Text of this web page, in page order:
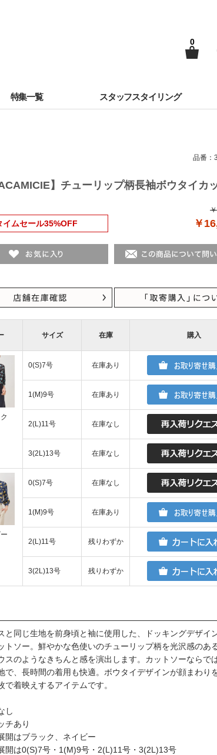
0
特集一覧 スタッフスタイリング
品番：
】チューリップ柄長袖ボウタイカ
イムセール35%OFF ￥
サイズ 在庫 購入
0(S)7号 在庫あり
1(M)9号 在庫あり
2(L)11号 在庫なし
3(2L)13号 在庫なし
0(S)7号 在庫なし
1(M)9号 在庫あり
2(L)11号 残りわずか
3(2L)13号 残りわずか
と同じ生地を前身頃と袖に使用した、ドッキングデザイ
トソー。鮮やかな色使いのチューリップ柄を光沢感のあ
スのようなきちんと感を演出します。カットソーならで
で、長時間の着用も快適。ボウタイデザインが顔まわり
で着映えするアイテムです。
し
チあり
開はブラック、ネイビー
開は0(S)7号・1(M)9号・2(L)11号・3(2L)13号